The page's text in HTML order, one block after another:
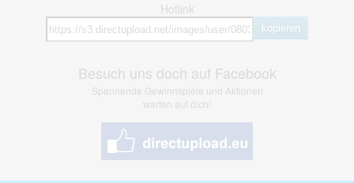
Hotlink
kopieren
Besuch uns doch auf Facebook
Spannende Gewinnspiele und Aktionen
warten auf dich!